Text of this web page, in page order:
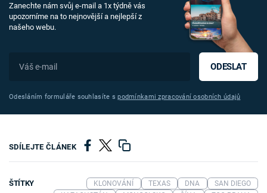
Zanechte nám svůj e-mail a 1x týdně vás
upozorníme na to nejnovější a nejlepší z
našeho webu.
ODESLAT
Odesláním formuláře souhlasíte spodmínkami zpracování osobních údajů
SDÍLEJTE ČLÁNEK
ŠTÍTKY KLONOVÁNÍ TEXAS DNA
SAN DIEGO